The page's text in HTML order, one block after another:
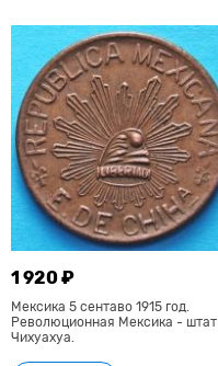
1 920 ₽
Мексика 5 сентаво 1915 год.
Революционная Мексика - штат
Чихуахуа.